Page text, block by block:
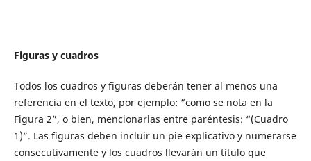
Figuras y cuadros
Todos los cuadros y figuras deberán tener al menos una
referencia en el texto, por ejemplo: “como se nota en la
Figura 2”, o bien, mencionarlas entre paréntesis: “(Cuadro
1)”. Las figuras deben incluir un pie explicativo y numerarse
consecutivamente y los cuadros llevarán un título que